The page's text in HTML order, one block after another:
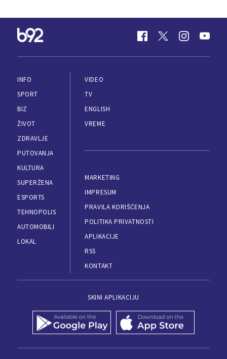
INFO
SPORT
BIZ
ŽIVOT
ZDRAVLJE
PUTOVANJA
KULTURA
SUPERŽENA
ESPORTS
TEHNOPOLIS
AUTOMOBILI
LOKAL
VIDEO
TV
ENGLISH
VREME
MARKETING
IMPRESUM
PRAVILA KORIŠĆENJA
POLITIKA PRIVATNOSTI
APLIKACIJE
RSS
KONTAKT
SKINI APLIKACIJU